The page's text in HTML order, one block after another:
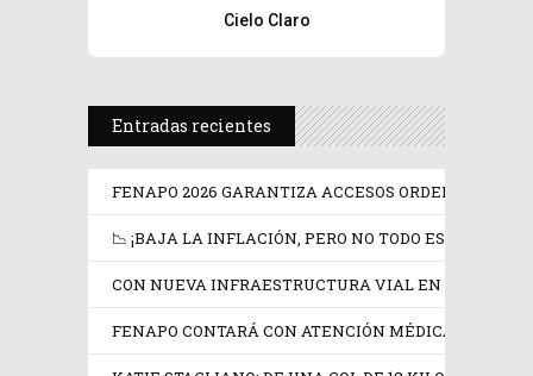
Cielo Claro
Entradas recientes
FENAPO 2026 GARANTIZA ACCESOS ORDENADOS Y
📉 ¡BAJA LA INFLACIÓN, PERO NO TODO ES MÁS
CON NUEVA INFRAESTRUCTURA VIAL EN SAN LUIS
FENAPO CONTARÁ CON ATENCIÓN MÉDICA Y